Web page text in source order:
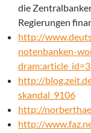
die
Regierungen
http://
notenbanken-
http://
skandal_9106
http://
http://